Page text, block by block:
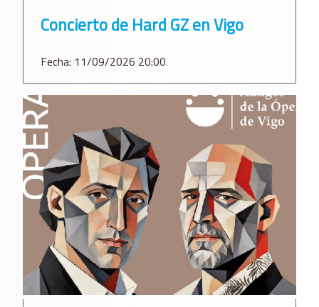
Concierto de Hard GZ en Vigo
Fecha: 11/09/2026 20:00